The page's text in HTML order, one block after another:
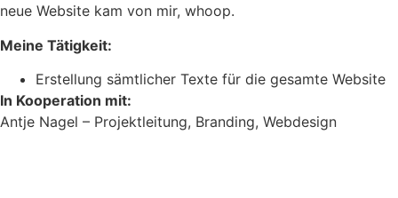
neue Website kam von mir, whoop.
Meine Tätigkeit:
Erstellung sämtlicher Texte für die gesamte Website
In Kooperation mit:
Antje Nagel – Projektleitung, Branding, Webdesign